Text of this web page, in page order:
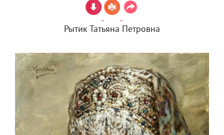
Рытик Татьяна Петровна